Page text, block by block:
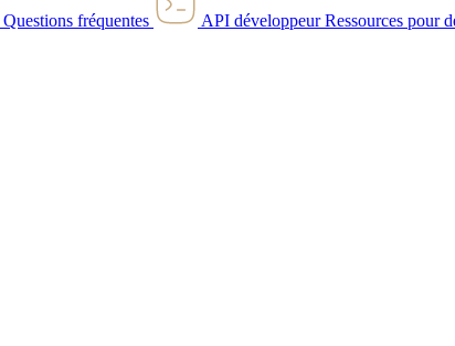
Questions fréquentes API développeurRessources pour